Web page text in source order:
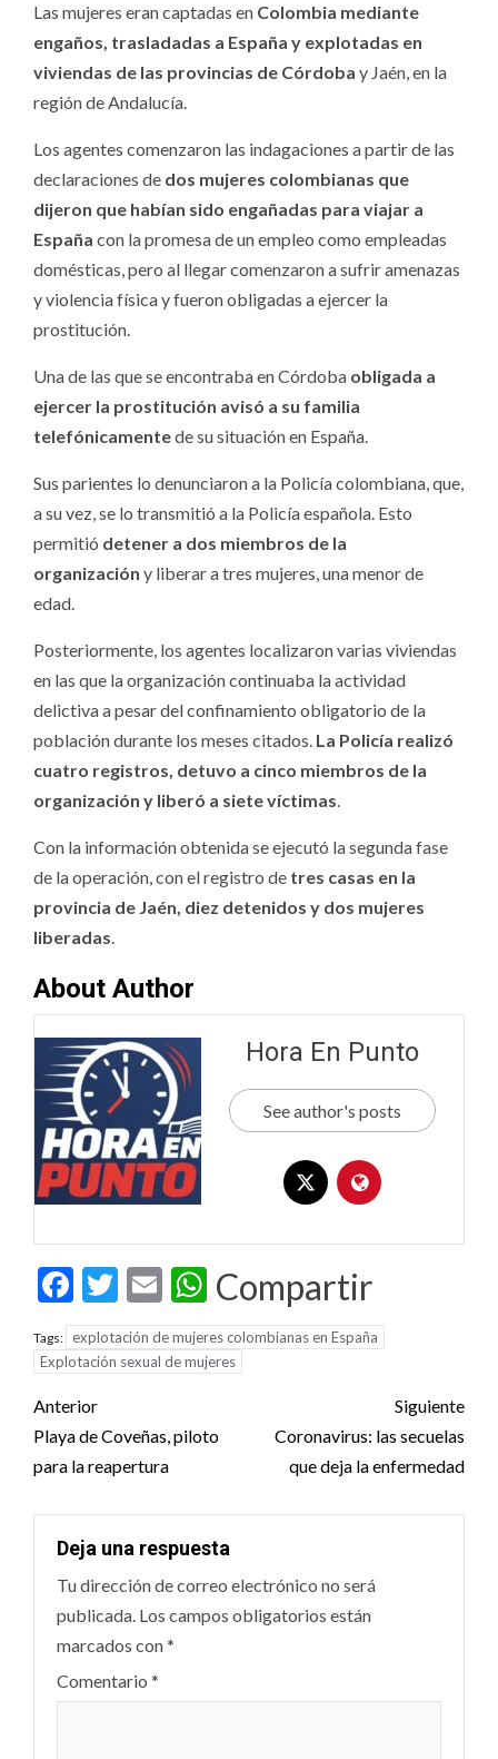
Las mujeres eran captadas en Colombia mediante
engaños, trasladadas a España y explotadas en
viviendas de las provincias de Córdoba y Jaén, en la
región de Andalucía.
Los agentes comenzaron las indagaciones a partir de las
declaraciones de dos mujeres colombianas que
dijeron que habían sido engañadas para viajar a
España con la promesa de un empleo como empleadas
domésticas, pero al llegar comenzaron a sufrir amenazas
y violencia física y fueron obligadas a ejercer la
prostitución.
Una de las que se encontraba en Córdoba obligada a
ejercer la prostitución avisó a su familia
telefónicamentede su situación en España.
Sus parientes lo denunciaron a la Policía colombiana, que,
a su vez, se lo transmitió a la Policía española. Esto
permitió detener a dos miembros de la
organización y liberar a tres mujeres, una menor de
edad.
Posteriormente, los agentes localizaron varias viviendas
en las que la organización continuaba la actividad
delictiva a pesar del confinamiento obligatorio de la
población durante los meses citados. La Policía realizó
cuatro registros, detuvo a cinco miembros de la
organización y liberó a siete víctimas.
Con la información obtenida se ejecutó la segunda fase
de la operación, con el registro de tres casas en la
provincia de Jaén, diez detenidos y dos mujeres
liberadas.
About Author
Hora En Punto
See author's posts
Facebook
Twitter
EmailWhatsApp
Compartir
Tags: explotación de mujeres colombianas en España
Explotación sexual de mujeres
Post
navigation
Anterior
Playa de Coveñas, piloto
para la reapertura
Siguiente
Coronavirus: las secuelas
que deja la enfermedad
Deja una respuesta
Tu dirección de correo electrónico no será
publicada. Los campos obligatorios están
marcados con*
Comentario *